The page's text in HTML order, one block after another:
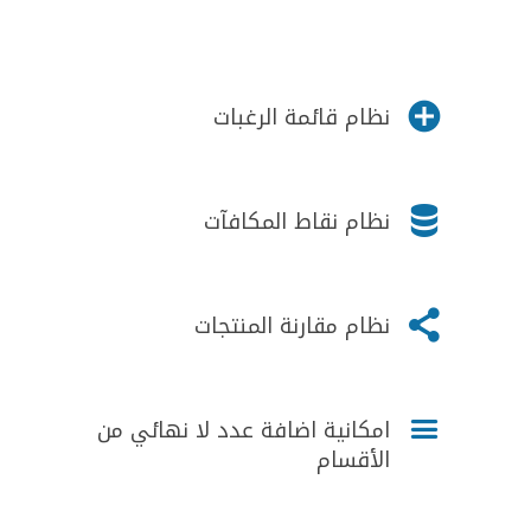
 نظام قائمة الرغبات
 نظام نقاط المكافآت
 نظام مقارنة المنتجات
 امكانية اضافة عدد لا نهائي من
الأقسام